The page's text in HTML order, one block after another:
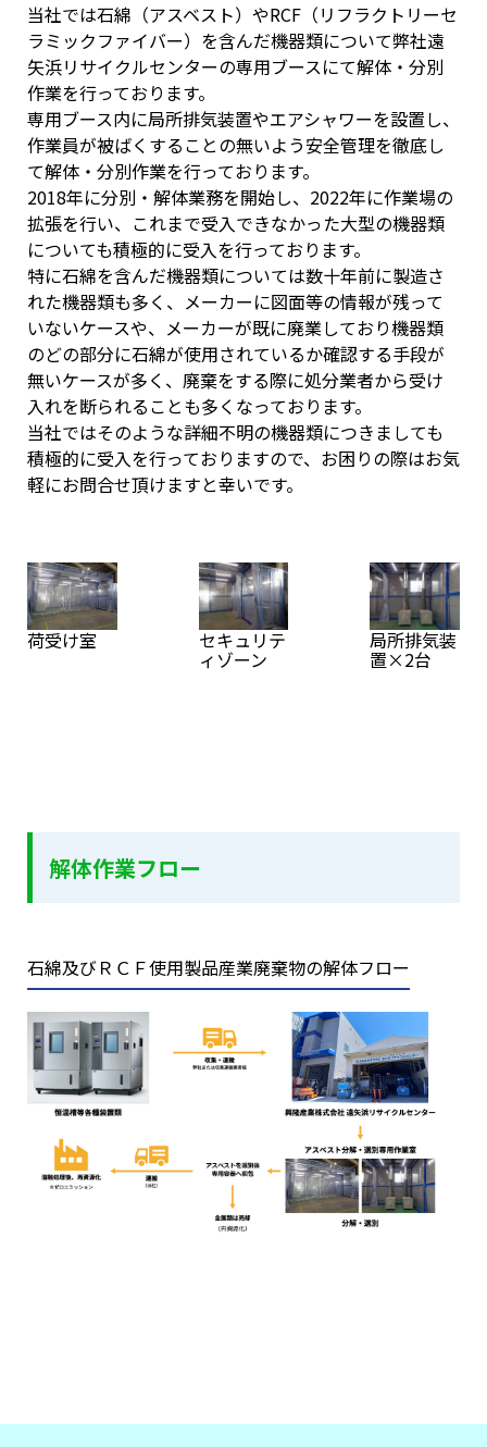
当社では石綿（アスベスト）やRCF（リフラクトリーセ
ラミックファイバー）を含んだ機器類について弊社遠
矢浜リサイクルセンターの専用ブースにて解体・分別
作業を行っております。
専用ブース内に局所排気装置やエアシャワーを設置し、
作業員が被ばくすることの無いよう安全管理を徹底し
て解体・分別作業を行っております。
2018年に分別・解体業務を開始し、2022年に作業場の
拡張を行い、これまで受入できなかった大型の機器類
についても積極的に受入を行っております。
特に石綿を含んだ機器類については数十年前に製造さ
れた機器類も多く、メーカーに図面等の情報が残って
いないケースや、メーカーが既に廃業しており機器類
のどの部分に石綿が使用されているか確認する手段が
無いケースが多く、廃棄をする際に処分業者から受け
入れを断られることも多くなっております。
当社ではそのような詳細不明の機器類につきましても
積極的に受入を行っておりますので、お困りの際はお気
軽にお問合せ頂けますと幸いです。
荷受け室 セキュリテ
ィゾーン
局所排気装
置×2台
解体作業フロー
石綿及びＲＣＦ使用製品産業廃棄物の解体フロー